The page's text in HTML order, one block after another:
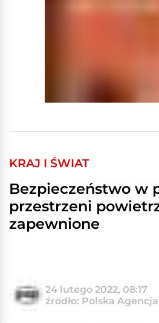
KRAJ I ŚWIAT
Bezpieczeństwo w
przestrzeni
zapewnione
24 lutego 2022, 08:17
źródło: Polska